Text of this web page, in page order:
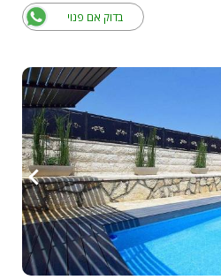
בדוק אם פנוי